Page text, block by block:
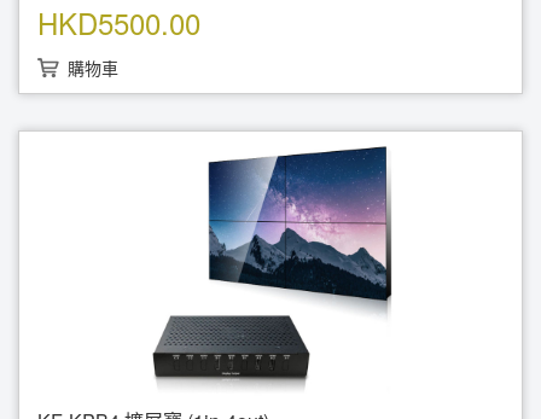
輸出解析度：1920x1080@60Hz x3 ( 1920x3240@60Hz)
可拼接最大15x1( 1920x16200@60Hz )
支援 1x DP 1.2輸入；3x HDMI I.3 (無聲音) 輸出
支援橫向或縱向顯示模式
即插即用，快速安裝無需使用驅動
HKD5500.00
購物車